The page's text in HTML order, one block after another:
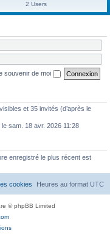
2 Users
souvenir de moi
et 35 invités (d’après le
, le sam. 18 avr. 2026 11:28
enregistré le plus récent est
Heures au format UTC
cookies
© phpBB Limited